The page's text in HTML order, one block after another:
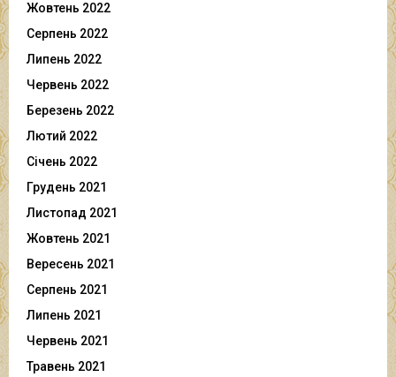
Жовтень 2022
Серпень 2022
Липень 2022
Червень 2022
Березень 2022
Лютий 2022
Січень 2022
Грудень 2021
Листопад 2021
Жовтень 2021
Вересень 2021
Серпень 2021
Липень 2021
Червень 2021
Травень 2021